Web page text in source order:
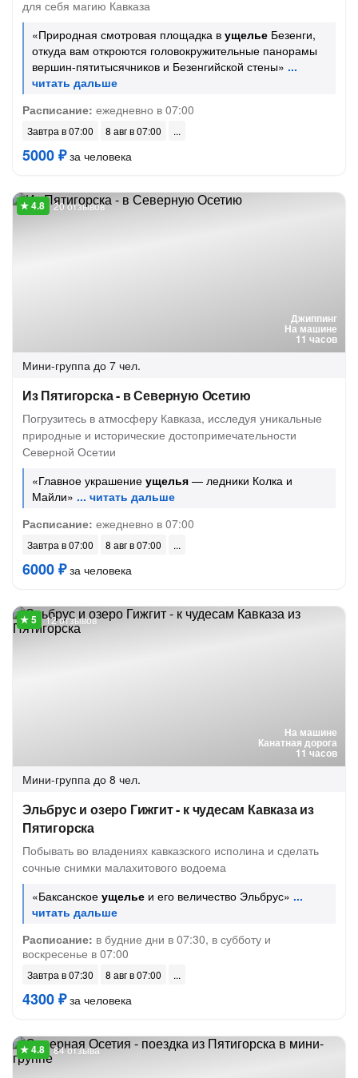
для себя магию Кавказа
«Природная смотровая площадка в ущелье Безенги,
откуда вам откроются головокружительные панорамы
вершин-пятитысячников и Безенгийской стены»
Расписание: ежедневно в 07:00
Завтра в 07:00 8 авг в 07:00
5000 ₽за человека
Джиппинг
На машине
11 часов
20 отзывов
Мини-группа до 7 чел.
Из Пятигорска - в Северную Осетию
Погрузитесь в атмосферу Кавказа, исследуя уникальные
природные и исторические достопримечательности
Северной Осетии
«Главное украшение ущелья — ледники Колка и
Майли»
Расписание: ежедневно в 07:00
Завтра в 07:00 8 авг в 07:00
6000 ₽за человека
На машине
Канатная дорога
11 часов
12 отзывов
Мини-группа до 8 чел.
Эльбрус и озеро Гижгит - к чудесам Кавказа из
Пятигорска
Побывать во владениях кавказского исполина и сделать
сочные снимки малахитового водоема
«Баксанское ущелье и его величество Эльбрус»
Расписание: в будние дни в 07:30, в субботу и
воскресенье в 07:00
Завтра в 07:30 8 авг в 07:00
4300 ₽за человека
84 отзыва